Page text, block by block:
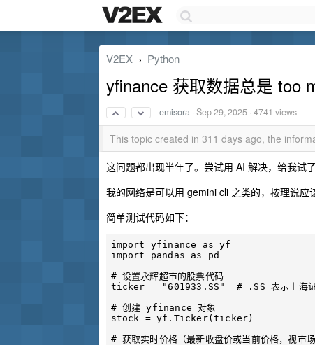
V2EX › Python
yfinance 获取数据总是 too
emisora ·Sep 29, 2025 · 4741 views
This topic created in 311 days ago, the
这问题都出现半年了。尝试用 AI 解决，给我试
我的网络是可以用 gemini cli 之类的，按理说应
简单测试代码如下：
import yfinance as yf
import pandas as pd
# 设置永辉超市的股票代码
ticker = "601933.SS"  # .SS 表示上海证
# 创建 yfinance 对象
stock = yf.Ticker(ticker)
# 获取实时价格（最新收盘价或当前价格，视市场